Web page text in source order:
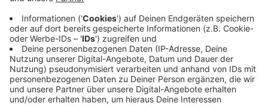
MoTrip, der als Mohamed El Moussaoui 1988 in Beirut
geboren und in Aachen am Blücherplatz aufgewachsen
ist, hat schon früh die Liebe zur Musik entdeckt. Seine
bisher erfolgreichste Single „So wie Du bist“ stand
lange in den Deutschen Charts. Einem größeren
Publikum ist er durch die Teilnahme an der VOX-Show
"Sing meinen Song" bekannt geworden. MoTrip